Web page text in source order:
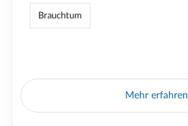
Brauchtum
Mehr erfahren